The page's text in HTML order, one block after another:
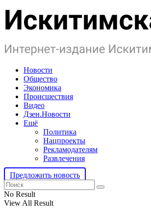
Новости
Общество
Экономика
Происшествия
Видео
Дзен.Новости
Ещё
Политика
Нацпроекты
Рекламодателям
Развлечения
Предложить новость
No Result
View All Result